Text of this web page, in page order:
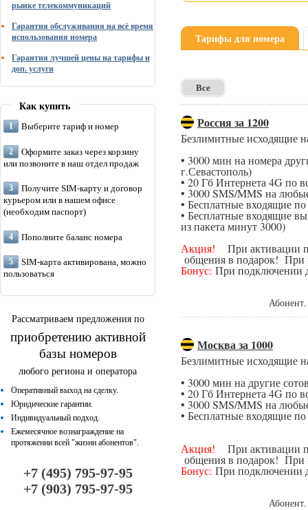
рынке телекоммуникаций
Гарантия обслуживания на всё время
использования номера
Гарантия лучшей цены на тарифы и
доп. услуги
Как купить
Выберите тариф и номер
Оформите заказ через корзину
или позвоните в наш отдел продаж
Получите SIM-карту и договор
курьером или в нашем офисе
(необходим паспорт)
Пополните баланс номера
SIM-карта активирована, можно
пользоваться
Рассматриваем предложения по
приобретению активной
базы номеров
любого региона и оператора
Оперативный выход на сделку.
Юридические гарантии.
Индивидуальный подход.
Ежемесячное вознаграждение на
протяжении всей "жизни абонентов".
+7 (495) 795-97-95
+7 (903) 795-97-95
Тарифы для номера
Все
Россия за 1200
Безлимитные исходящие
• 3000 мин на номера
г.Севастополь)
• 20 Гб Интернета 4G по
• 3000 SMS/MMS на
• Бесплатные входящие
• Бесплатные входящие
из пакета минут 3000)
Акция! При активации
общения в подарок! При
Бонус: При подключении
Москва за 1000
Безлимитные исходящие
• 3000 мин на другие
• 20 Гб Интернета 4G по
• 3000 SMS/MMS на
• Бесплатные входящие
Акция! При активации
общения в подарок! При
Бонус: При подключении